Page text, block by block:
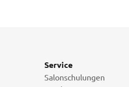
Service
Salonschulungen